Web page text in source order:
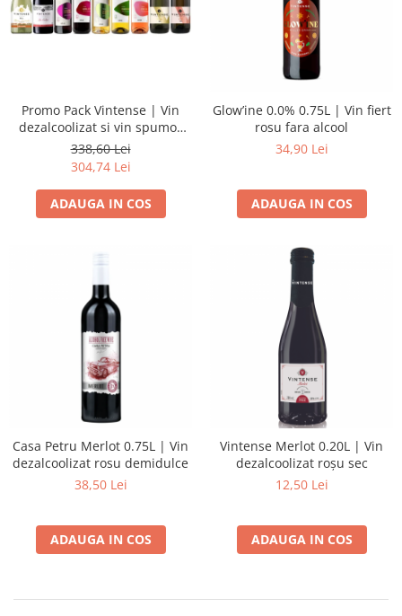
Promo Pack Vintense | Vin
dezalcoolizat si vin spumos
dezalcoolizat 9 x 0.75L
338,60 Lei
304,74 Lei
ADAUGA IN COS
Glow’ine 0.0% 0.75L | Vin fiert
rosu fara alcool
34,90 Lei
ADAUGA IN COS
Casa Petru Merlot 0.75L | Vin
dezalcoolizat rosu demidulce
38,50 Lei
ADAUGA IN COS
Vintense Merlot 0.20L | Vin
dezalcoolizat roșu sec
12,50 Lei
ADAUGA IN COS